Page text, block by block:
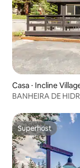
Casa ⋅ Incline
BANHEIRA DE
Superhost
Superhost